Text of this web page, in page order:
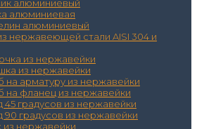
алюминиевый
алюминиевая
алюминиевый
нержавеющей стали AISI 304 и
из нержавейки
из нержавейки
на арматуру из нержавейки
на фланец из нержавейки
45 градусов из нержавейки
90 градусов из нержавейки
из нержавейки